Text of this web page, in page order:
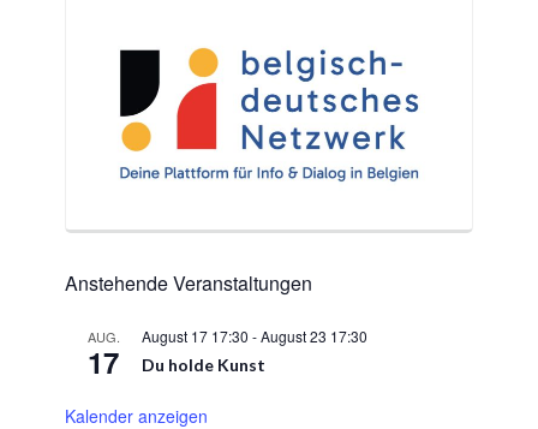
Anstehende Veranstaltungen
AUG.
17
August 17 17:30 -August 23 17:30
Du holde Kunst
Kalender anzeigen